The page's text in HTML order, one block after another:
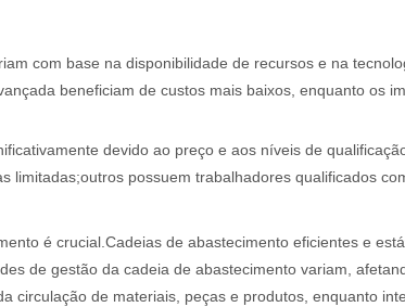
desenvolvimento. Pode processar uma variedade
com base na disponibilidade de recursos e na
beneficiam de custos mais baixos, enquanto os
devido ao preço e aos níveis de
limitadas;outros possuem trabalhadores qualificados
é crucial.Cadeias de abastecimento eficientes e
de gestão da cadeia de abastecimento variam,
circulação de materiais, peças e produtos, enquanto